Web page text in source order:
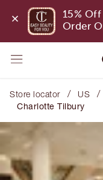
15%
Order
Store locator / US /
Charlotte Tilbury